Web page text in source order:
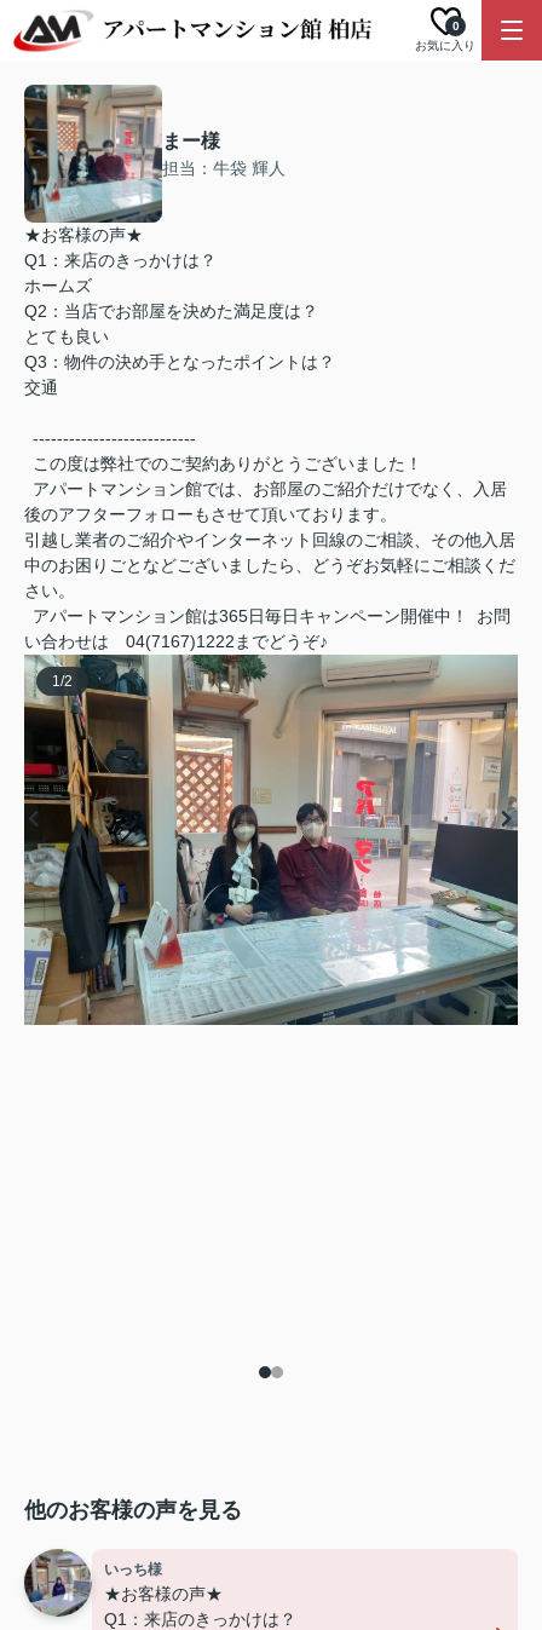
お気に入り
0
まー様
担当：牛袋 輝人
★お客様の声★
Q1：来店のきっかけは？
ホームズ
Q2：当店でお部屋を決めた満足度は？
とても良い
Q3：物件の決め手となったポイントは？
交通
---------------------------
この度は弊社でのご契約ありがとうございました！
アパートマンション館では、お部屋のご紹介だけでなく、入居
後のアフターフォローもさせて頂いております。
引越し業者のご紹介やインターネット回線のご相談、その他入居
中のお困りごとなどございましたら、どうぞお気軽にご相談くだ
さい。
アパートマンション館は365日毎日キャンペーン開催中！ お問
い合わせは 04(7167)1222までどうぞ♪
1/2
他のお客様の声を見る
いっち様
★お客様の声★
Q1：来店のきっかけは？